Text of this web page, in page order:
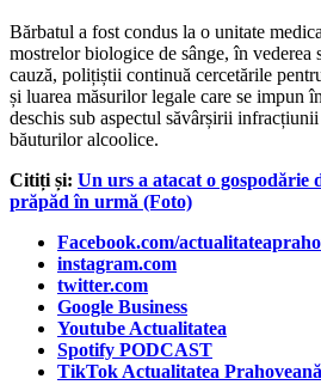
Bărbatul a fost condus la o unitate
mostrelor biologice de sânge, în
cauză, polițiștii continuă cercetările
și luarea măsurilor legale care se impun
deschis sub aspectul săvârșirii
băuturilor alcoolice.
Citiți și: Un urs a atacat o gospodărie
prăpăd în urmă (Foto)
Facebook.com/
instagram.com
twitter.com
Google Business
Youtube Actualitatea
Spotify PODCAST
TikTok Actualitatea Prahoveană